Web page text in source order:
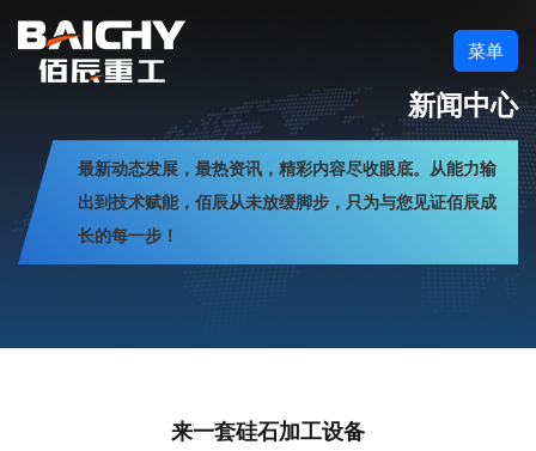
菜单
新闻中心
最新动态发展，最热资讯，精彩内容尽收眼底。从能力输
出到技术赋能，佰辰从未放缓脚步，只为与您见证佰辰成
长的每一步！
来一套硅石加工设备